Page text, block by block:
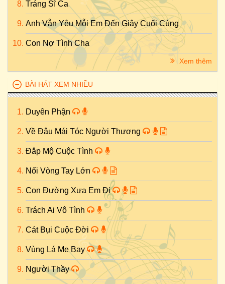
Tráng Sĩ Ca
Anh Vẫn Yêu Mỗi Em Đến Giây Cuối Cùng
Con Nợ Tình Cha
Xem thêm
BÀI HÁT XEM NHIỀU
Duyên Phận
Về Đâu Mái Tóc Người Thương
Đắp Mộ Cuộc Tình
Nối Vòng Tay Lớn
Con Đường Xưa Em Đi
Trách Ai Vô Tình
Cát Bụi Cuộc Đời
Vùng Lá Me Bay
Người Thầy